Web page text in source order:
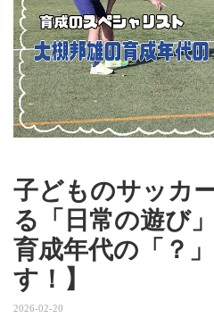
子どものサッカ
る「日常の遊び
育成年代の「？
す！】
2026-02-20